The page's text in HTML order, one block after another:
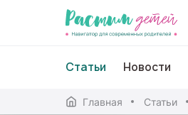
Статьи Новости
Главная Статьи